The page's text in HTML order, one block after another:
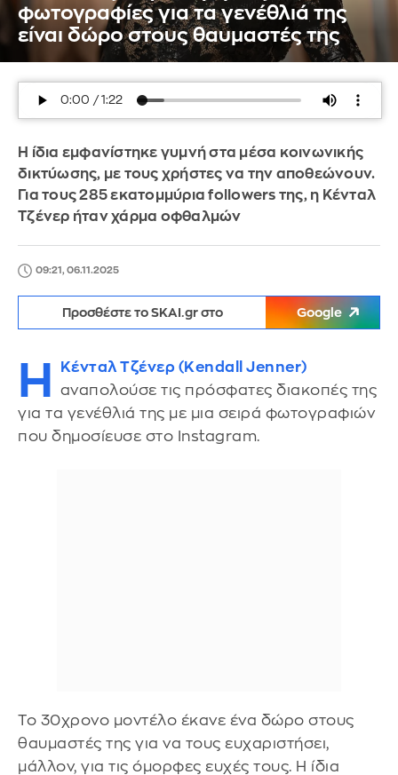
φωτογραφίες για τα γενέθλιά της
είναι δώρο στους θαυμαστές της
Η ίδια εμφανίστηκε γυμνή στα μέσα κοινωνικής
δικτύωσης, με τους χρήστες να την αποθεώνουν.
Για τους 285 εκατομμύρια followers της, η Κένταλ
Τζένερ ήταν χάρμα οφθαλμών
09:21, 06.11.2025
Προσθέστε το SKAI.gr στο Google
Η
Κένταλ Τζένερ (Kendall Jenner)
αναπολούσε τις πρόσφατες διακοπές της
για τα γενέθλιά της με μια σειρά φωτογραφιών
που δημοσίευσε στο Instagram.
Το 30χρονο μοντέλο έκανε ένα δώρο στους
θαυμαστές της για να τους ευχαριστήσει,
μάλλον, για τις όμορφες ευχές τους. Η ίδια